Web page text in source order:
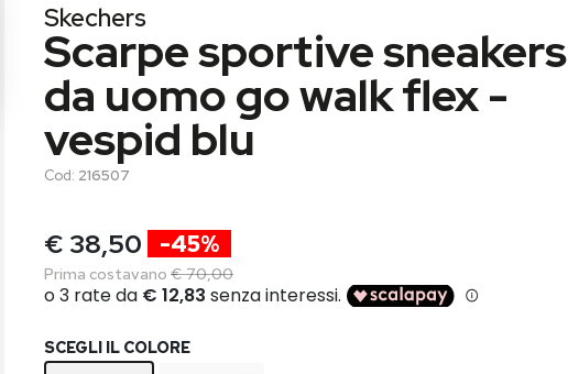
Skechers
Scarpe sportive sneakers
da uomo go walk flex -
vespid blu
Cod: 216507
€ 38,50 -45%
Prima costavano € 70,00
SCEGLI IL COLORE